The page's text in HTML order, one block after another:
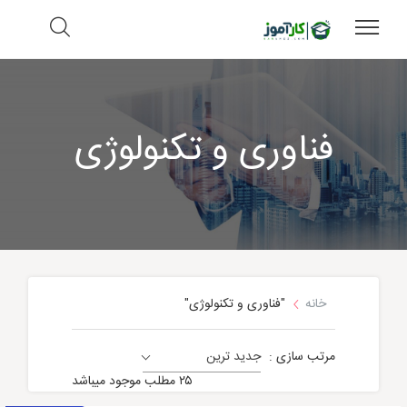
فناوری و تکنولوژی
خانه "فناوری و تکنولوژی"
مرتب سازی : جدید ترین
۲۵ مطلب موجود میباشد